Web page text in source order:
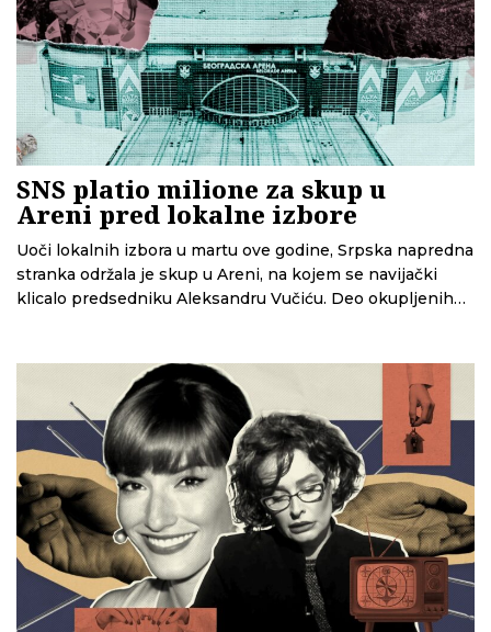
SNS platio milione za skup u
Areni pred lokalne izbore
Uoči lokalnih izbora u martu ove godine, Srpska napredna
stranka održala je skup u Areni, na kojem se navijački
klicalo predsedniku Aleksandru Vučiću. Deo okupljenih
skup do sada zvanično prijavio oko 6,5 miliona dinara
troškova – i to samo za četiri od deset mesta, zbog čega
bi konačni iznos mogao biti i veći.